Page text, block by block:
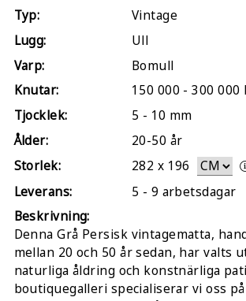
Typ:
Vintage
Lugg:
Ull
Varp:
Bomull
Knutar:
150 000 - 300 000
Tjocklek:
5 - 10 mm
Ålder:
20-50 år
Storlek:
282 x 196
Leverans:
5 - 9 arbetsdagar
Beskrivning:
Denna Grå Persisk vintagematta,
mellan 20 och 50 år sedan, har valts
naturliga åldring och konstnärliga
boutiquegalleri specialiserar vi oss